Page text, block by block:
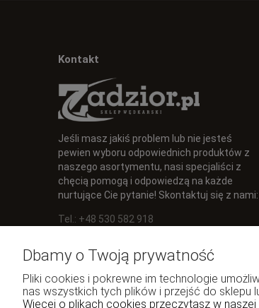
Kontakt
Jeśli masz jakiś problem lub nie jesteś
pewien wyboru odpowiednich produktów z
naszego asortymentu, nasi specjaliści z
chęcią pomogą i odpowiedzą na każde
nurtujące Cie pytanie! Skontaktuj się z nami:
Tel.: +48 530 582 918
Dbamy o Twoją prywatność
Pliki cookies i pokrewne im technologie
nas wszystkich tych plików i przejść do
Więcej o plikach cookies przeczytasz w